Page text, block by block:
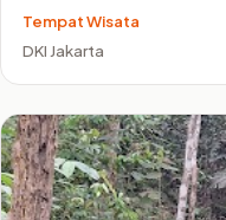
Tempat Wisata
DKI Jakarta